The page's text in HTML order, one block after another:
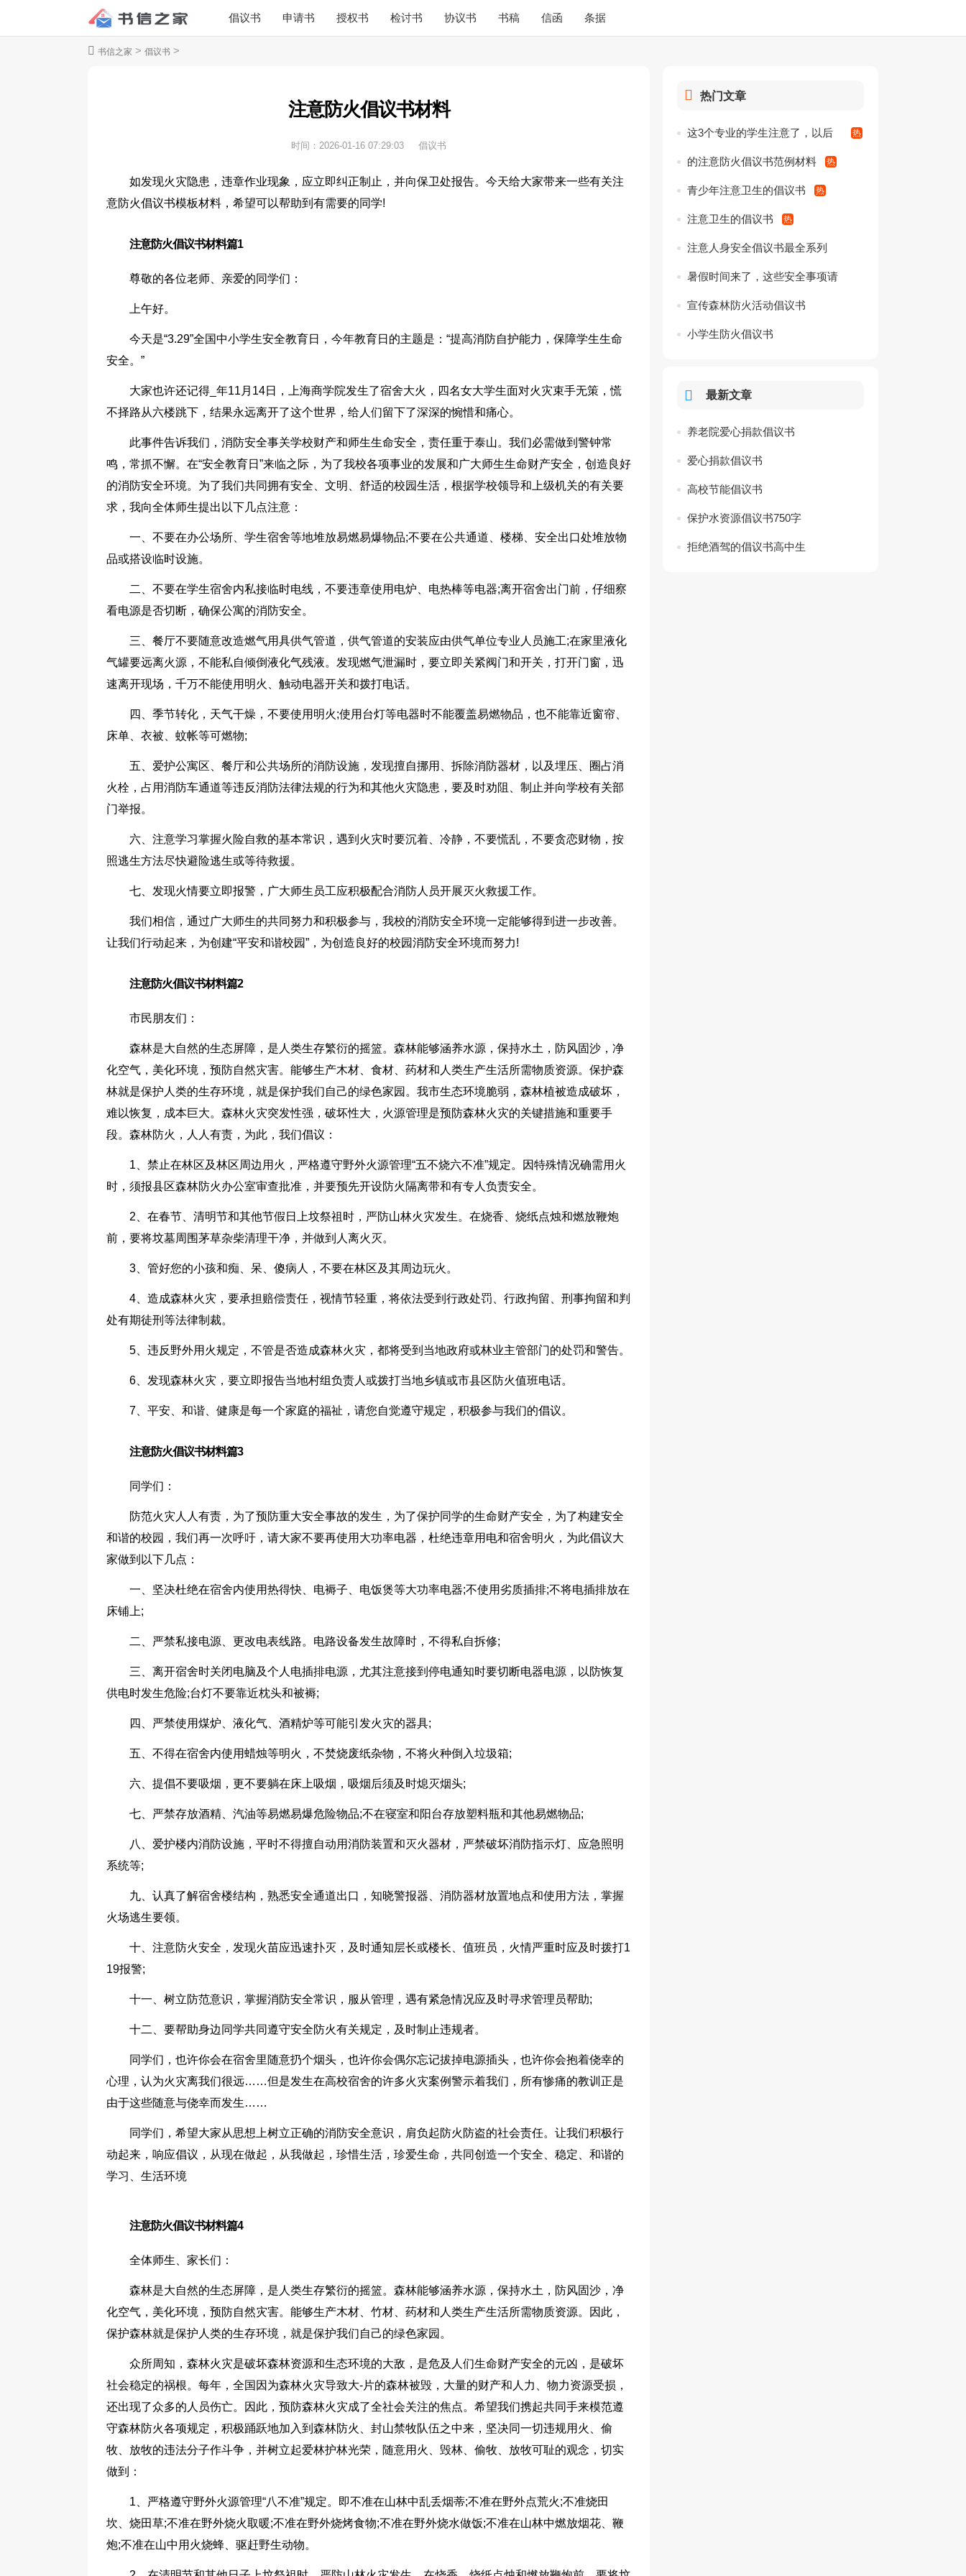
倡议书 申请书 授权书 检讨书 协议书 书稿 信函 条据
书信之家 > 倡议书 >
注意防火倡议书材料
时间： 2026-01-16 07:29:03 倡议书
如发现火灾隐患，违章作业现象，应立即纠正制止，并向保卫处报告。今天给大家带来一些有关注
意防火倡议书模板材料，希望可以帮助到有需要的同学!
注意防火倡议书材料篇1
尊敬的各位老师、亲爱的同学们：
上午好。
今天是“3.29”全国中小学生安全教育日，今年教育日的主题是：“提高消防自护能力，保障学生生命
安全。”
大家也许还记得_年11月14日，上海商学院发生了宿舍大火，四名女大学生面对火灾束手无策，慌
不择路从六楼跳下，结果永远离开了这个世界，给人们留下了深深的惋惜和痛心。
此事件告诉我们，消防安全事关学校财产和师生生命安全，责任重于泰山。我们必需做到警钟常
鸣，常抓不懈。在“安全教育日”来临之际，为了我校各项事业的发展和广大师生生命财产安全，创造良好
的消防安全环境。为了我们共同拥有安全、文明、舒适的校园生活，根据学校领导和上级机关的有关要
求，我向全体师生提出以下几点注意：
一、不要在办公场所、学生宿舍等地堆放易燃易爆物品;不要在公共通道、楼梯、安全出口处堆放物
品或搭设临时设施。
二、不要在学生宿舍内私接临时电线，不要违章使用电炉、电热棒等电器;离开宿舍出门前，仔细察
看电源是否切断，确保公寓的消防安全。
三、餐厅不要随意改造燃气用具供气管道，供气管道的安装应由供气单位专业人员施工;在家里液化
气罐要远离火源，不能私自倾倒液化气残液。发现燃气泄漏时，要立即关紧阀门和开关，打开门窗，迅
速离开现场，千万不能使用明火、触动电器开关和拨打电话。
四、季节转化，天气干燥，不要使用明火;使用台灯等电器时不能覆盖易燃物品，也不能靠近窗帘、
床单、衣被、蚊帐等可燃物;
五、爱护公寓区、餐厅和公共场所的消防设施，发现擅自挪用、拆除消防器材，以及埋压、圈占消
火栓，占用消防车通道等违反消防法律法规的行为和其他火灾隐患，要及时劝阻、制止并向学校有关部
门举报。
六、注意学习掌握火险自救的基本常识，遇到火灾时要沉着、冷静，不要慌乱，不要贪恋财物，按
照逃生方法尽快避险逃生或等待救援。
七、发现火情要立即报警，广大师生员工应积极配合消防人员开展灭火救援工作。
我们相信，通过广大师生的共同努力和积极参与，我校的消防安全环境一定能够得到进一步改善。
让我们行动起来，为创建“平安和谐校园”，为创造良好的校园消防安全环境而努力!
注意防火倡议书材料篇2
市民朋友们：
森林是大自然的生态屏障，是人类生存繁衍的摇篮。森林能够涵养水源，保持水土，防风固沙，净
化空气，美化环境，预防自然灾害。能够生产木材、食材、药材和人类生产生活所需物质资源。保护森
林就是保护人类的生存环境，就是保护我们自己的绿色家园。我市生态环境脆弱，森林植被造成破坏，
难以恢复，成本巨大。森林火灾突发性强，破坏性大，火源管理是预防森林火灾的关键措施和重要手
段。森林防火，人人有责，为此，我们倡议：
1、禁止在林区及林区周边用火，严格遵守野外火源管理“五不烧六不准”规定。因特殊情况确需用火
时，须报县区森林防火办公室审查批准，并要预先开设防火隔离带和有专人负责安全。
2、在春节、清明节和其他节假日上坟祭祖时，严防山林火灾发生。在烧香、烧纸点烛和燃放鞭炮
前，要将坟墓周围茅草杂柴清理干净，并做到人离火灭。
3、管好您的小孩和痴、呆、傻病人，不要在林区及其周边玩火。
4、造成森林火灾，要承担赔偿责任，视情节轻重，将依法受到行政处罚、行政拘留、刑事拘留和判
处有期徒刑等法律制裁。
5、违反野外用火规定，不管是否造成森林火灾，都将受到当地政府或林业主管部门的处罚和警告。
6、发现森林火灾，要立即报告当地村组负责人或拨打当地乡镇或市县区防火值班电话。
7、平安、和谐、健康是每一个家庭的福祉，请您自觉遵守规定，积极参与我们的倡议。
注意防火倡议书材料篇3
同学们：
防范火灾人人有责，为了预防重大安全事故的发生，为了保护同学的生命财产安全，为了构建安全
和谐的校园，我们再一次呼吁，请大家不要再使用大功率电器，杜绝违章用电和宿舍明火，为此倡议大
家做到以下几点：
一、坚决杜绝在宿舍内使用热得快、电褥子、电饭煲等大功率电器;不使用劣质插排;不将电插排放在
床铺上;
二、严禁私接电源、更改电表线路。电路设备发生故障时，不得私自拆修;
三、离开宿舍时关闭电脑及个人电插排电源，尤其注意接到停电通知时要切断电器电源，以防恢复
供电时发生危险;台灯不要靠近枕头和被褥;
四、严禁使用煤炉、液化气、酒精炉等可能引发火灾的器具;
五、不得在宿舍内使用蜡烛等明火，不焚烧废纸杂物，不将火种倒入垃圾箱;
六、提倡不要吸烟，更不要躺在床上吸烟，吸烟后须及时熄灭烟头;
七、严禁存放酒精、汽油等易燃易爆危险物品;不在寝室和阳台存放塑料瓶和其他易燃物品;
八、爱护楼内消防设施，平时不得擅自动用消防装置和灭火器材，严禁破坏消防指示灯、应急照明
系统等;
九、认真了解宿舍楼结构，熟悉安全通道出口，知晓警报器、消防器材放置地点和使用方法，掌握
火场逃生要领。
十、注意防火安全，发现火苗应迅速扑灭，及时通知层长或楼长、值班员，火情严重时应及时拨打1
19报警;
十一、树立防范意识，掌握消防安全常识，服从管理，遇有紧急情况应及时寻求管理员帮助;
十二、要帮助身边同学共同遵守安全防火有关规定，及时制止违规者。
同学们，也许你会在宿舍里随意扔个烟头，也许你会偶尔忘记拔掉电源插头，也许你会抱着侥幸的
心理，认为火灾离我们很远……但是发生在高校宿舍的许多火灾案例警示着我们，所有惨痛的教训正是
由于这些随意与侥幸而发生……
同学们，希望大家从思想上树立正确的消防安全意识，肩负起防火防盗的社会责任。让我们积极行
动起来，响应倡议，从现在做起，从我做起，珍惜生活，珍爱生命，共同创造一个安全、稳定、和谐的
学习、生活环境
注意防火倡议书材料篇4
全体师生、家长们：
森林是大自然的生态屏障，是人类生存繁衍的摇篮。森林能够涵养水源，保持水土，防风固沙，净
化空气，美化环境，预防自然灾害。能够生产木材、竹材、药材和人类生产生活所需物质资源。因此，
保护森林就是保护人类的生存环境，就是保护我们自己的绿色家园。
众所周知，森林火灾是破坏森林资源和生态环境的大敌，是危及人们生命财产安全的元凶，是破坏
社会稳定的祸根。每年，全国因为森林火灾导致大-片的森林被毁，大量的财产和人力、物力资源受损，
还出现了众多的人员伤亡。因此，预防森林火灾成了全社会关注的焦点。希望我们携起共同手来模范遵
守森林防火各项规定，积极踊跃地加入到森林防火、封山禁牧队伍之中来，坚决同一切违规用火、偷
牧、放牧的违法分子作斗争，并树立起爱林护林光荣，随意用火、毁林、偷牧、放牧可耻的观念，切实
做到：
1、严格遵守野外火源管理“八不准”规定。即不准在山林中乱丢烟蒂;不准在野外点荒火;不准烧田
坎、烧田草;不准在野外烧火取暖;不准在野外烧烤食物;不准在野外烧水做饭;不准在山林中燃放烟花、鞭
炮;不准在山中用火烧蜂、驱赶野生动物。
热门文章
这3个专业的学生注意了，以后
工作可能得职业病，请注意身体
的注意防火倡议书范例材料
青少年注意卫生的倡议书
注意卫生的倡议书
注意人身安全倡议书最全系列
暑假时间来了，这些安全事项请
注意!
宣传森林防火活动倡议书
小学生防火倡议书
最新文章
养老院爱心捐款倡议书
爱心捐款倡议书
高校节能倡议书
保护水资源倡议书750字
拒绝酒驾的倡议书高中生